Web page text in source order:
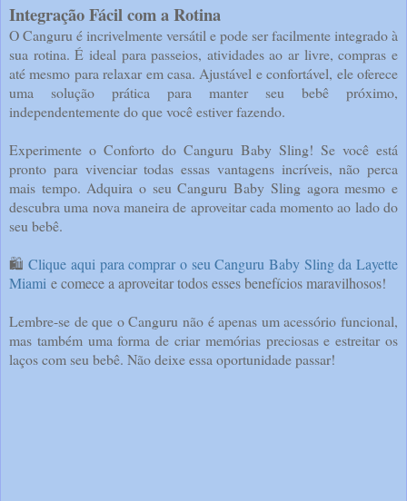
Integração Fácil com a Rotina
O Canguru é incrivelmente versátil e pode ser facilmente integrado à
sua rotina. É ideal para passeios, atividades ao ar livre, compras e
até mesmo para relaxar em casa. Ajustável e confortável, ele oferece
uma solução prática para manter seu bebê próximo,
independentemente do que você estiver fazendo.
Experimente o Conforto do Canguru Baby Sling! Se você está
pronto para vivenciar todas essas vantagens incríveis, não perca
mais tempo. Adquira o seu Canguru Baby Sling agora mesmo e
descubra uma nova maneira de aproveitar cada momento ao lado do
seu bebê.
🛍️Clique aqui para comprar o seu Canguru Baby Sling da Layette
Miami e comece a aproveitar todos esses benefícios maravilhosos!
Lembre-se de que o Canguru não é apenas um acessório funcional,
mas também uma forma de criar memórias preciosas e estreitar os
laços com seu bebê. Não deixe essa oportunidade passar!